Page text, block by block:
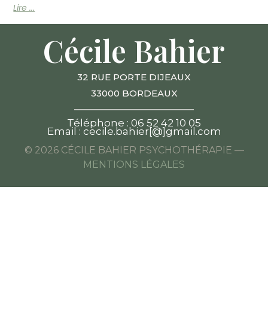
Lire ...
Cécile Bahier
32 RUE PORTE DIJEAUX
33000 BORDEAUX
____________________
Téléphone : 06 52 42 10 05
Email : cecile.bahier[@]gmail.com
© 2026 CÉCILE BAHIER PSYCHOTHÉRAPIE —
MENTIONS LÉGALES